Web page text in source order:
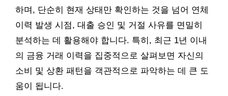
하며, 단순히 현재 상태만 확인하는 것을 넘어 연체
이력 발생 시점, 대출 승인 및 거절 사유를 면밀히
분석하는 데 활용해야 합니다. 특히, 최근 1년 이내
의 금융 거래 이력을 집중적으로 살펴보면 자신의
소비 및 상환 패턴을 객관적으로 파악하는 데 큰 도
움이 됩니다.